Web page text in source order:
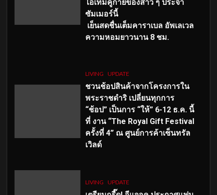
ไอเทมคู่กายของสาว ๆ ประจำ
ซัมเมอร์นี้
เย็นสดชื่นเต็มคาราเบล อัพเลเวล
ความหอมยาวนาน 8 ชม.
LIVING UPDATE
ชวนช้อปสินค้าจากโครงการใน
พระราชดำริ เปลี่ยนทุกการ
“ช้อป” เป็นการ “ให้” 6-12 ธ.ค. นี้
ที่ งาน “The Royal Gift Festival
ครั้งที่ 4” ณ ศูนย์การค้าเซ็นทรัล
เวิลด์
LIVING UPDATE